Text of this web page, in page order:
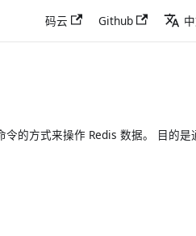
码云 Github
的方式来操作 Redis 数据。 目的